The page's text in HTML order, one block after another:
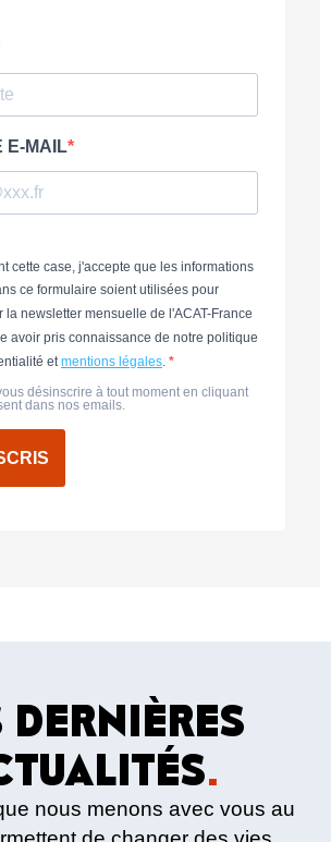
E-MAIL
cette case, j'accepte que les informations
ce formulaire soient utilisées pour
la newsletter mensuelle de l'ACAT-France
avoir pris connaissance de notre politique
etmentions légales.
désinscrire à tout moment en cliquant
dans nos emails.
DERNIÈRES
.
nous menons avec vous au